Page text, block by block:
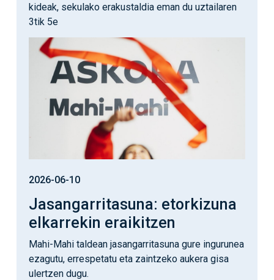
kideak, sekulako erakustaldia eman du uztailaren
3tik 5e
Irudia
2026-06-10
Jasangarritasuna: etorkizuna
elkarrekin eraikitzen
Mahi-Mahi taldean jasangarritasuna gure ingurunea
ezagutu, errespetatu eta zaintzeko aukera gisa
ulertzen dugu.